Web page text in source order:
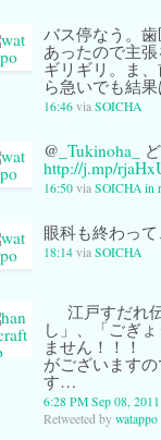
バス停なう。
あったので主
ギリギリ。ま
ら急いでも結
16:46 via SOICHA
@ _Tukinoha_
http://j.mp/
16:50 via SOICHA in
眼科も終わって
18:14 via SOICHA
江戸すだれ
し」、「ごぎ
ません！！！
がございます
す…
6:28 PM Sep 08, 2011
Retweeted by watappo